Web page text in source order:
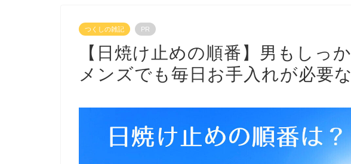
つくしの雑記 PR
【日焼け止めの順番】男もしっ
メンズでも毎日お手入れが必要